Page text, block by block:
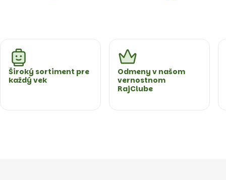
Široký sortiment pre
každý vek
Odmeny v našom
vernostnom
RajClube